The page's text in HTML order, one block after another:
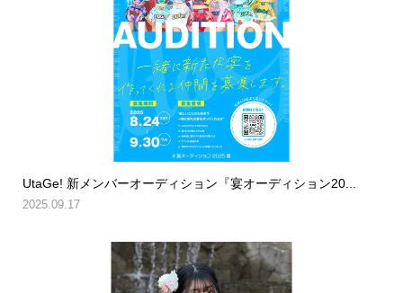
UtaGe! 新メンバーオーディション『宴オーディション20...
2025.09.17